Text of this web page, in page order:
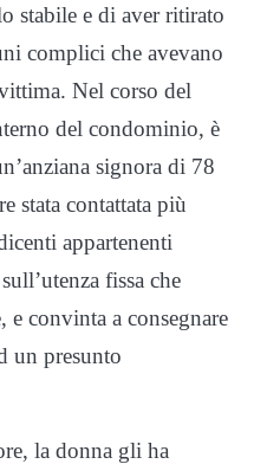
stabile e di aver ritirato
complici che avevano
Nel corso del
del condominio, è
signora di 78
stata contattata più
appartenenti
fissa che
e convinta a consegnare
un presunto
la donna gli ha